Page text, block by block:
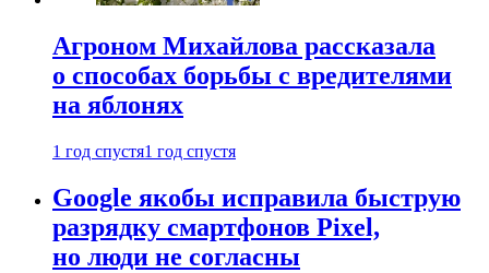
Агроном Михайлова рассказала
о способах борьбы с вредителями
на яблонях
1 год спустя1 год спустя
Google якобы исправила быструю
разрядку смартфонов Pixel,
но люди не согласны